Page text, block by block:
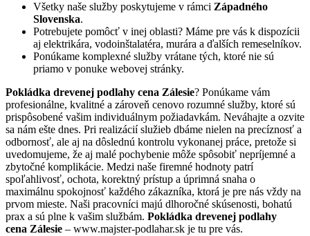
Všetky naše služby poskytujeme v rámci Západného
Slovenska.
Potrebujete pomôcť v inej oblasti? Máme pre vás k dispozícii
aj elektrikára, vodoinštalatéra, murára a ďalších remeselníkov.
Ponúkame komplexné služby vrátane tých, ktoré nie sú
priamo v ponuke webovej stránky.
Pokládka drevenej podlahy cena Zálesie? Ponúkame vám
profesionálne, kvalitné a zároveň cenovo rozumné služby, ktoré sú
prispôsobené vašim individuálnym požiadavkám. Neváhajte a ozvite
sa nám ešte dnes. Pri realizácií služieb dbáme nielen na precíznosť a
odbornosť, ale aj na dôslednú kontrolu vykonanej práce, pretože si
uvedomujeme, že aj malé pochybenie môže spôsobiť nepríjemné a
zbytočné komplikácie. Medzi naše firemné hodnoty patrí
spoľahlivosť, ochota, korektný prístup a úprimná snaha o
maximálnu spokojnosť každého zákazníka, ktorá je pre nás vždy na
prvom mieste. Naši pracovníci majú dlhoročné skúsenosti, bohatú
prax a sú plne k vašim službám. Pokládka drevenej podlahy
cena Zálesie – www.majster-podlahar.sk je tu pre vás.